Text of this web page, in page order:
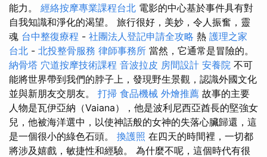
能力。 經絡按摩專業課程台北 電影的中心基於事件具有對
自我知識和淨化的渴望。 旅行很好，美妙，令人振奮，靈
魂 台中整復療程 - 社團法人登記申請全攻略 熱 護理之家
台北 - 北投整骨服務 律師事務所 當然，它通常是冒險的。
納骨塔 穴道按摩技術課程 音波拉皮 房間設計 安養院 不可
能將世界帶到我們的脖子上，發現野生景觀，認識外國文化
並與新朋友交朋友。 打掃 食品機械 外燴推薦 故事的主要
人物是瓦伊亞納（Vaiana），他是波利尼西亞酋長的堅強女
兒，他被海洋選中，以使神話般的女神的失落心臟歸還，這
是一個很小的綠色石頭。 換護照 在四天的時間裡，一切都
將涉及嬉戲，敏捷性和經驗。 為什麼不呢，這個時代有很